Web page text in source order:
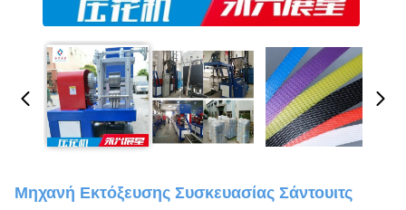
Μηχανή Εκτόξευσης Συσκευασίας Σάντουιτς